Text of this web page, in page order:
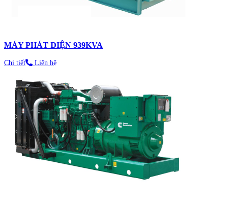
MÁY PHÁT ĐIỆN 939KVA
Chi tiết Liên hệ